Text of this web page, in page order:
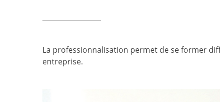
La professionnalisation permet de se former
entreprise.